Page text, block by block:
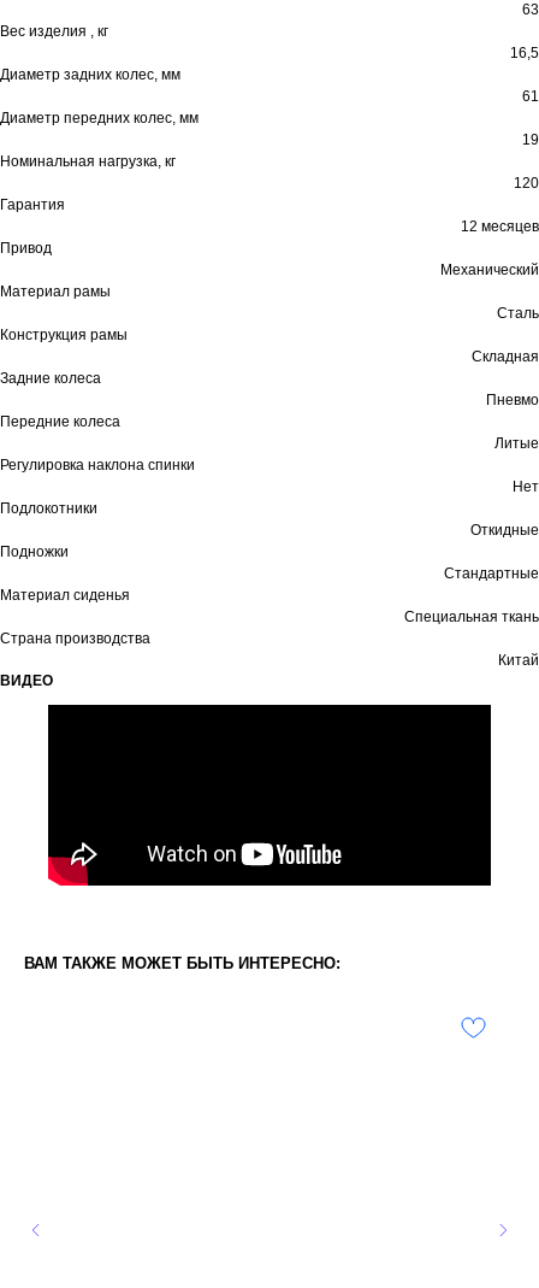
63
Вес изделия , кг
16,5
Диаметр задних колес, мм
61
Диаметр передних колес, мм
19
Номинальная нагрузка, кг
120
Гарантия
12 месяцев
Привод
Механический
Материал рамы
Сталь
Конструкция рамы
Складная
Задние колеса
Пневмо
Передние колеса
Литые
Регулировка наклона спинки
Нет
Подлокотники
Откидные
Подножки
Стандартные
Материал сиденья
Специальная ткань
Страна производства
Китай
ВИДЕО
ВАМ ТАКЖЕ МОЖЕТ БЫТЬ ИНТЕРЕСНО: